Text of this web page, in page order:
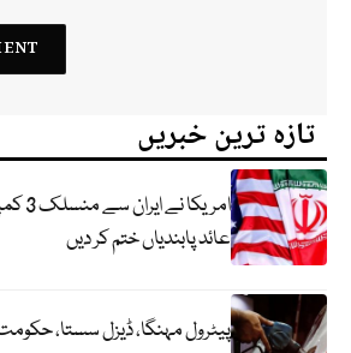
تازہ ترین خبریں
عائد پابندیاں ختم کر دیں
پیٹرول مہنگا، ڈیزل سستا،